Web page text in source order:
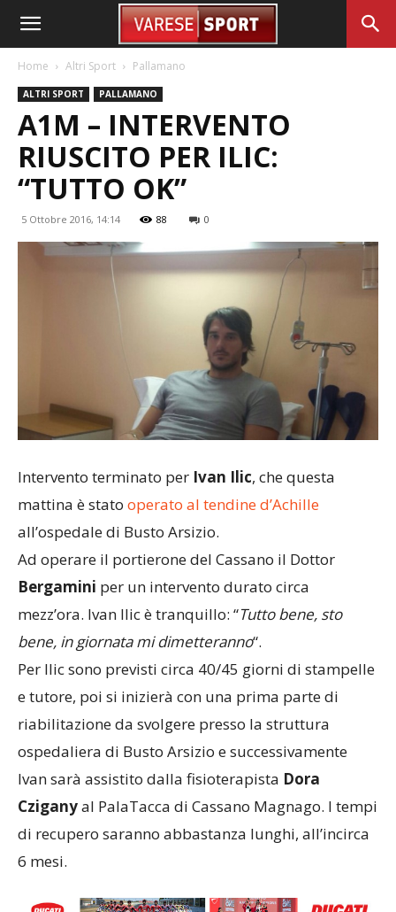
Home Altri Sport Pallamano
ALTRI SPORT PALLAMANO
A1M – INTERVENTO
RIUSCITO PER ILIC:
“TUTTO OK”
5 Ottobre 2016, 14:14 88 0
Intervento terminato per Ivan Ilic, che questa
mattina è stato operato al tendine d’Achille
all’ospedale di Busto Arsizio.
Ad operare il portierone del Cassano il Dottor
Bergamini per un intervento durato circa
mezz’ora. Ivan Ilic è tranquillo: “Tutto bene, sto
bene, in giornata mi dimetteranno“.
Per Ilic sono previsti circa 40/45 giorni di stampelle
e tutore, poi si inizierà con una prima parte di
riabilitazione da svolgere presso la struttura
ospedaliera di Busto Arsizio e successivamente
Ivan sarà assistito dalla fisioterapista Dora
Cziganyal PalaTacca di Cassano Magnago. I tempi
di recupero saranno abbastanza lunghi, all’incirca
6 mesi.